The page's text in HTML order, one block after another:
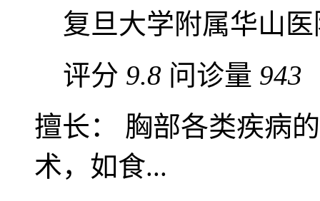
复旦大学附属华山医
评分 9.8 问诊量 943
擅长： 胸部各类疾病
术，如食...